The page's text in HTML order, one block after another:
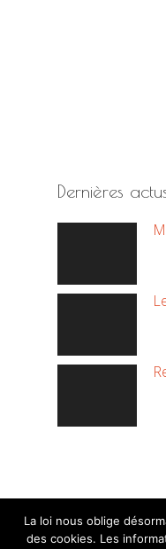
Dernières
La loi nous oblige
des cookies. Les